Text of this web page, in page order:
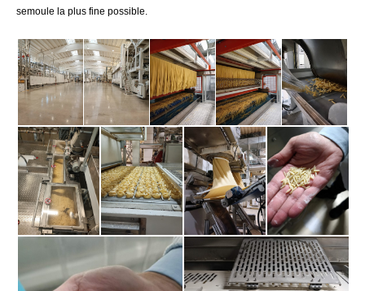
semoule la plus fine possible.